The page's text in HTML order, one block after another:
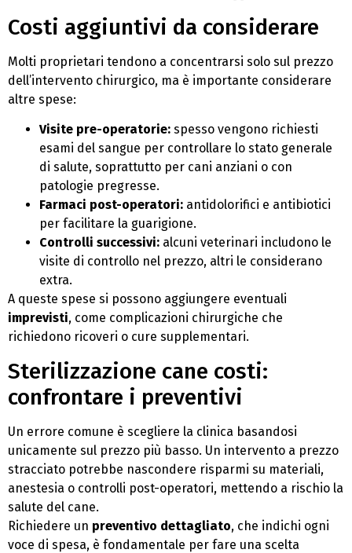
Costi aggiuntivi da considerare
Molti proprietari tendono a concentrarsi solo sul prezzo
dell’intervento chirurgico, ma è importante considerare
altre spese:
Visite pre-operatorie: spesso vengono richiesti
esami del sangue per controllare lo stato generale
di salute, soprattutto per cani anziani o con
patologie pregresse.
Farmaci post-operatori: antidolorifici e antibiotici
per facilitare la guarigione.
Controlli successivi: alcuni veterinari includono le
visite di controllo nel prezzo, altri le considerano
extra.
A queste spese si possono aggiungere eventuali
imprevisti, come complicazioni chirurgiche che
richiedono ricoveri o cure supplementari.
Sterilizzazione cane costi:
confrontare i preventivi
Un errore comune è scegliere la clinica basandosi
unicamente sul prezzo più basso. Un intervento a prezzo
stracciato potrebbe nascondere risparmi su materiali,
anestesia o controlli post-operatori, mettendo a rischio la
salute del cane.
Richiedere un preventivo dettagliato, che indichi ogni
voce di spesa, è fondamentale per fare una scelta